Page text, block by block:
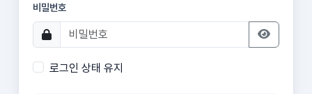
비밀번호
로그인 상태 유지